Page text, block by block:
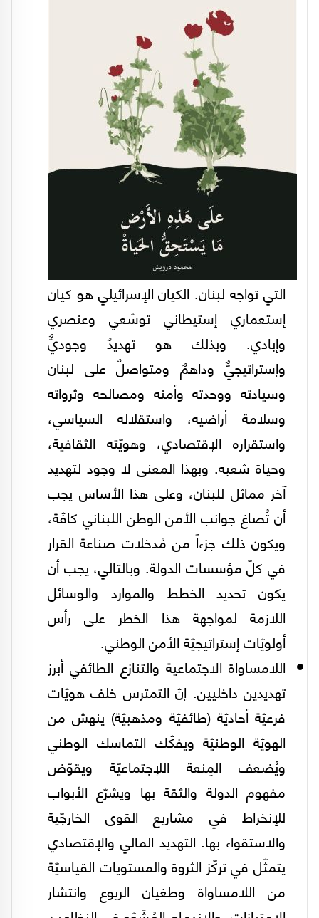
التي تواجه لبنان. الكيان الإسرائيلي هو كيان
إستعماري إستيطاني توسّعي وعنصري
وإبادي. وبذلك هو تهديدٌ وجوديٌّ
وإستراتيجيٌّ وداهمٌ ومتواصلٌ على لبنان
وسيادته ووحدته وأمنه ومصالحه وثرواته
وسلامة أراضيه، واستقلاله السياسي،
واستقراره الإقتصادي، وهويّته الثقافية،
وحياة شعبه. وبهذا المعنى لا وجود لتهديد
آخر مماثل للبنان، وعلى هذا الأساس يجب
أن تُصاغ جوانب الأمن الوطن اللبناني كافّة،
ويكون ذلك جزءاً من مُدخلات صناعة القرار
في كلّ مؤسسات الدولة. وبالتالي، يجب أن
يكون تحديد الخطط والموارد والوسائل
اللازمة لمواجهة هذا الخطر على رأس
أولويّات إستراتيجيّة الأمن الوطني.
اللامساواة الاجتماعية والتنازع الطائفي أبرز
تهديدين داخليين. إنّ التمترس خلف هويّات
فرعيّة أحاديّة (طائفيّة ومذهبيّة) ينهش من
الهويّة الوطنيّة ويفكّك التماسك الوطني
ويُضعف المِنعة اللإجتماعيّة ويقوّض
مفهوم الدولة والثقة بها ويشرّع الأبواب
للإنخراط في مشاريع القوى الخارجّية
والاستقواء بها. التهديد المالي والإقتصادي
يتمثّل في تركّز الثروة والمستويات القياسيّة
من اللامساواة وطغيان الريوع وانتشار